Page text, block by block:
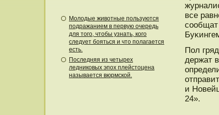
Молодые животные пользуются
подражанием в первую очередь
для того, чтобы узнать, кого
следует бояться и что полагается
есть.
Последняя из четырех
ледниковых эпох плейстоцена
называется вюрмской.
все
Пол
держат
и
24».